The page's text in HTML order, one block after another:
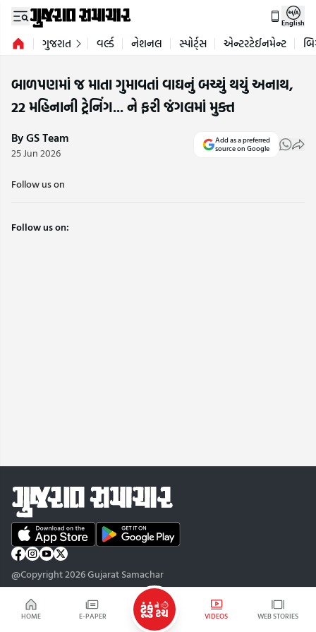
HOME E-PAPER VIDEOS WEB STORIES
English
ગુજરાત વર્લ્ડ નેશનલ સ્પોર્ટ્સ એન્ટરટેઈનમેન્ટ
બાળપણમાં જ માતા ગુમાવતાં વાઘનું બચ્ચું થયું અનાથ,
22 મહિનાની ટ્રેનિંગ... ને ફરી જંગલમાં મુક્ત
By GS Team
25 Jun 2026
Add as a preferred
source on Google
Follow us on
Follow us on:
@Copyright 2026 Gujarat Samachar